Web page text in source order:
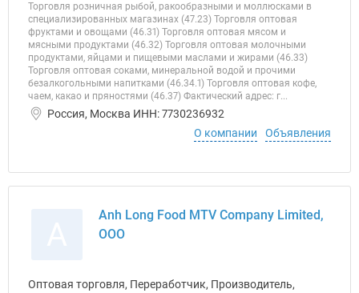
Торговля розничная рыбой, ракообразными и моллюсками в
специализированных магазинах (47.23) Торговля оптовая
фруктами и овощами (46.31) Торговля оптовая мясом и
мясными продуктами (46.32) Торговля оптовая молочными
продуктами, яйцами и пищевыми маслами и жирами (46.33)
Торговля оптовая соками, минеральной водой и прочими
безалкогольными напитками (46.34.1) Торговля оптовая кофе,
чаем, какао и пряностями (46.37) Фактический адрес: г...
Россия, Москва ИНН: 7730236932
О компании
Объявления
Anh Long Food MTV Company Limited,
ООО
Оптовая торговля, Переработчик, Производитель,